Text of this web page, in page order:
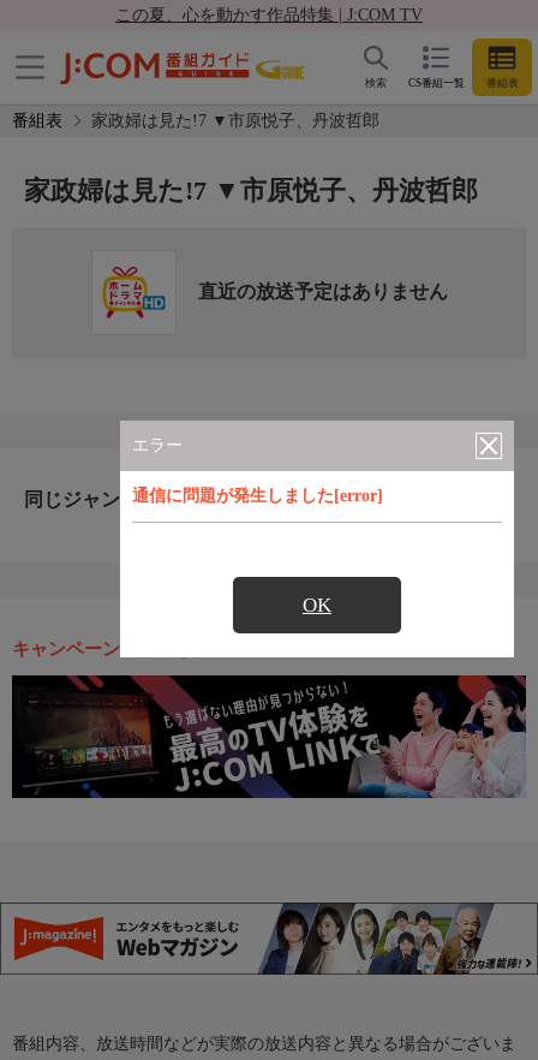
この夏、心を動かす作品特集 | J:COM TV
CS番組一覧 番組表
検索
番組表 家政婦は見た!7 ▼市原悦子、丹波哲郎
エラー
通信に問題が発生しました[error]
OK
家政婦は見た!7 ▼市原悦子、丹波哲郎
直近の放送予定はありません
同じジャンルのおすすめ番組
キャンペーン・お得な情報
番組内容、放送時間などが実際の放送内容と異なる場合がございま